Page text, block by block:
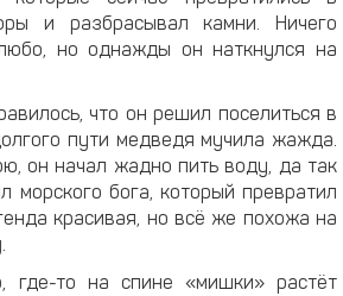
и разбрасывал камни. Ничего
но однажды он наткнулся на
что он решил поселиться в
пути медведя мучила жажда.
он начал жадно пить воду, да так
морского бога, который превратил
красивая, но всё же похожа на
где-то на спине «мишки» растёт